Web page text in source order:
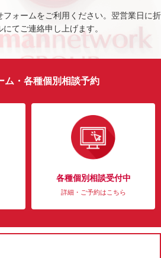
ォームをご利用ください。翌営業日に折
てご連絡申し上げます。
ム・各種個別相談予約
各種個別相談受付中
詳細・ご予約はこちら